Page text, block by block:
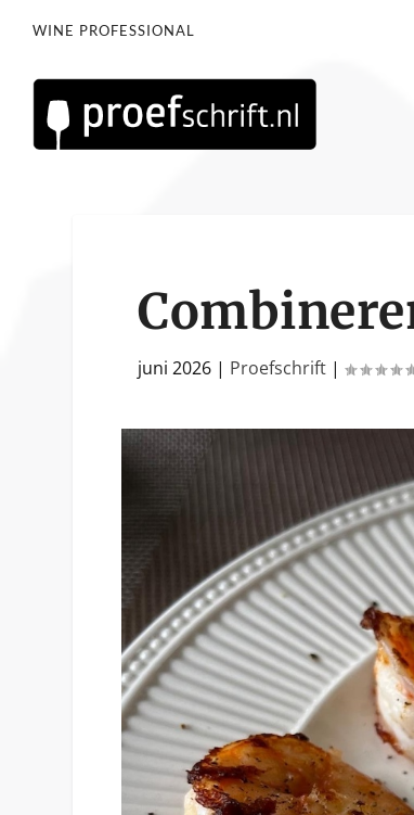
WINE PROFESSIONAL
juni 2026 | Proefschrift |